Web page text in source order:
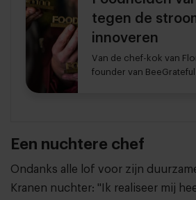
tegen de
innoveren
Van de chef-kok van
founder van BeeGrateful
Een nuchtere chef
Ondanks alle lof voor zijn
Kranen nuchter: "Ik realiseer mij